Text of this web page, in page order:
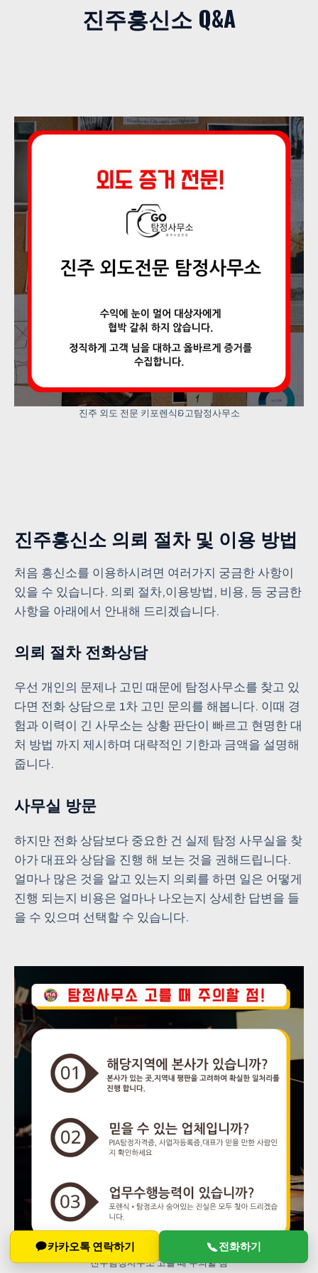
진주흥신소 Q&A
진주 외도 전문 키포렌식&고탐정사무소
진주흥신소 의뢰 절차 및 이용 방법
처음 흥신소를 이용하시려면 여러가지 궁금한 사항이
있을 수 있습니다. 의뢰 절차,이용방법, 비용, 등 궁금한
사항을 아래에서 안내해 드리겠습니다.
의뢰 절차 전화상담
우선 개인의 문제나 고민 때문에 탐정사무소를 찾고 있
다면 전화 상담으로 1차 고민 문의를 해봅니다. 이때 경
험과 이력이 긴 사무소는 상황 판단이 빠르고 현명한 대
처 방법 까지 제시하며 대략적인 기한과 금액을 설명해
줍니다.
사무실 방문
하지만 전화 상담보다 중요한 건 실제 탐정 사무실을 찾
아가 대표와 상담을 진행 해 보는 것을 권해드립니다.
얼마나 많은 것을 알고 있는지 의뢰를 하면 일은 어떻게
진행 되는지 비용은 얼마나 나오는지 상세한 답변을 들
을 수 있으며 선택할 수 있습니다.
진주탐정사무소 고를 때 주의할 점
카카오톡 연락하기 전화하기